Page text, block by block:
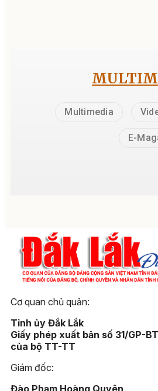
Multimedia
E-
Cơ quan chủ quản:
Tỉnh ủy Đắk Lắk
Giấy phép xuất bản số 31/GP-
của bộ TT-TT
Giám đốc:
Đào Phạm Hoàng Quyên